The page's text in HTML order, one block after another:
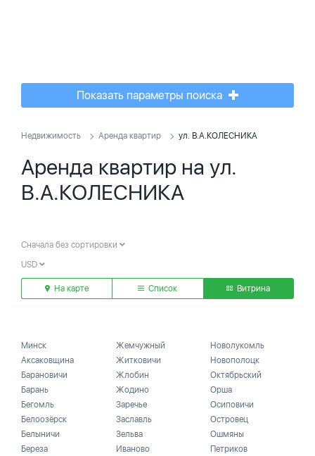
Показать параметры поиска
Недвижимость Аренда квартир ул. В.А.КОЛЕСНИКА
Аренда квартир на ул.
В.А.КОЛЕСНИКА
Сначала без сортировки
USD
На карте Список Витрина
Минск
Аксаковщина
Барановичи
Барань
Бегомль
Белоозёрск
Белыничи
Береза
Жемчужный
Житковичи
Жлобин
Жодино
Заречье
Заславль
Зельва
Иваново
Новолукомль
Новополоцк
Октябрьский
Орша
Осиповичи
Островец
Ошмяны
Петриков